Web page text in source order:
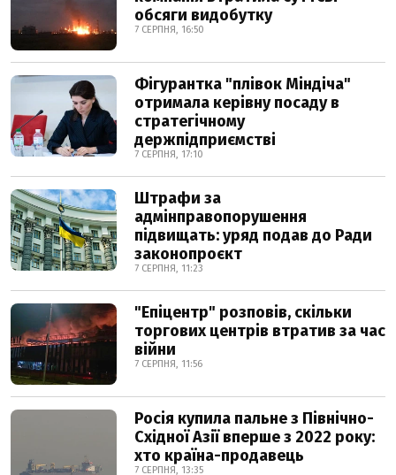
обсяги видобутку
7 СЕРПНЯ, 16:50
Фігурантка "плівок Міндіча"
отримала керівну посаду в
стратегічному
держпідприємстві
7 СЕРПНЯ, 17:10
Штрафи за
адмінправопорушення
підвищать: уряд подав до Ради
законопроєкт
7 СЕРПНЯ, 11:23
"Епіцентр" розповів, скільки
торгових центрів втратив за час
війни
7 СЕРПНЯ, 11:56
Росія купила пальне з Північно-
Східної Азії вперше з 2022 року:
хто країна-продавець
7 СЕРПНЯ, 13:35